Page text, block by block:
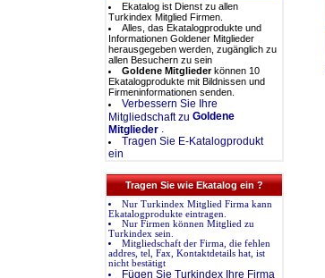
Ekatalog ist Dienst zu allen
Turkindex Mitglied Firmen.
Alles, das Ekatalogprodukte und
Informationen Goldener Mitglieder
herausgegeben werden, zugänglich zu
allen Besuchern zu sein
Goldene Mitgliederkönnen 10
Ekatalogprodukte mit Bildnissen und
Firmeninformationen senden.
Verbessern Sie Ihre
Mitgliedschaft zu Goldene
Mitglieder .
Tragen Sie E-Katalogprodukt
ein
Tragen Sie wie Ekatalog ein ?
Nur Turkindex Mitglied Firma kann
Ekatalogprodukte eintragen.
Nur Firmen können Mitglied zu
Turkindex sein.
Mitgliedschaft der Firma, die fehlen
addres, tel, Fax, Kontaktdetails hat, ist
nicht bestätigt
Fügen Sie Turkindex Ihre Firma